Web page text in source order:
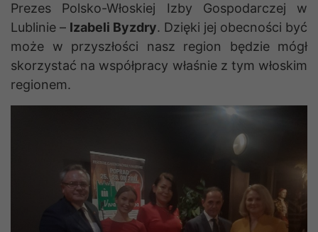
Prezes Polsko-Włoskiej Izby Gospodarczej w
Lublinie – Izabeli Byzdry. Dzięki jej obecności być
może w przyszłości nasz region będzie mógł
skorzystać na współpracy właśnie z tym włoskim
regionem.